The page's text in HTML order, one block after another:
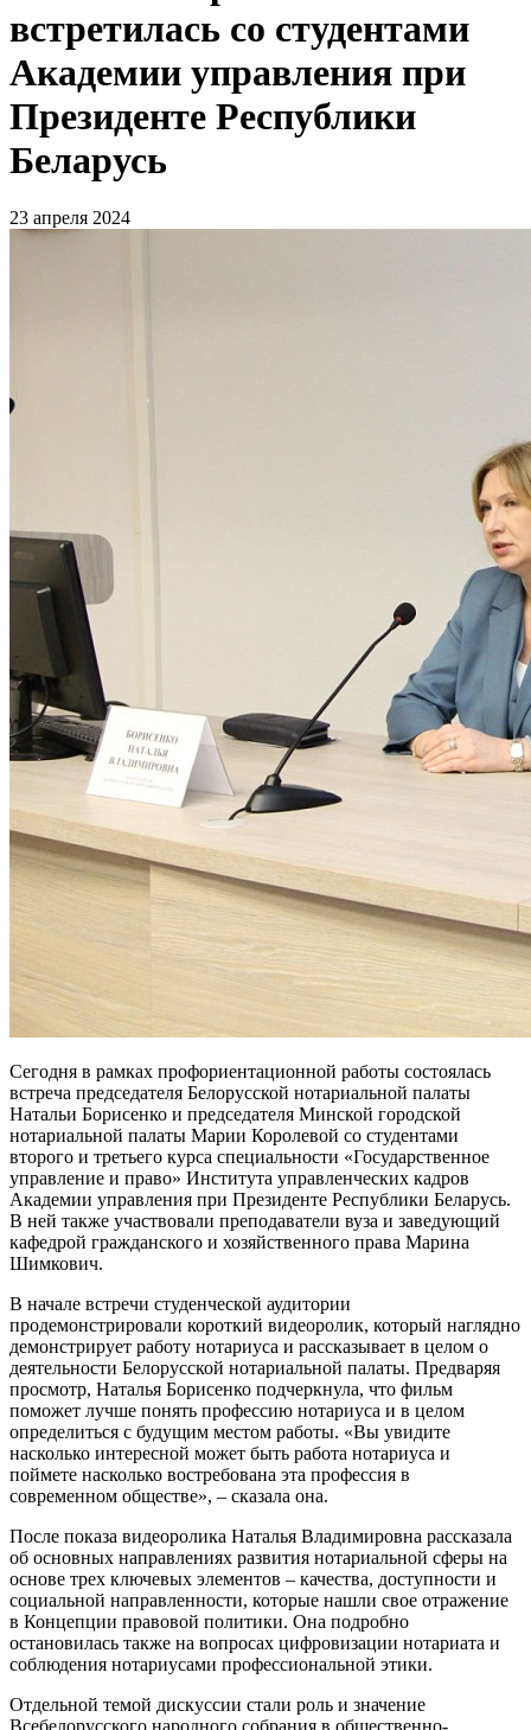
встретилась со студентами
Академии управления при
Президенте Республики
Беларусь
23 апреля 2024
Сегодня в рамках профориентационной работы состоялась
встреча председателя Белорусской нотариальной палаты
Натальи Борисенко и председателя Минской городской
нотариальной палаты Марии Королевой со студентами
второго и третьего курса специальности «Государственное
управление и право» Института управленческих кадров
Академии управления при Президенте Республики Беларусь.
В ней также участвовали преподаватели вуза и заведующий
кафедрой гражданского и хозяйственного права Марина
Шимкович.
В начале встречи студенческой аудитории
продемонстрировали короткий видеоролик, который наглядно
демонстрирует работу нотариуса и рассказывает в целом о
деятельности Белорусской нотариальной палаты. Предваряя
просмотр, Наталья Борисенко подчеркнула, что фильм
поможет лучше понять профессию нотариуса и в целом
определиться с будущим местом работы. «Вы увидите
насколько интересной может быть работа нотариуса и
поймете насколько востребована эта профессия в
современном обществе», – сказала она.
После показа видеоролика Наталья Владимировна рассказала
об основных направлениях развития нотариальной сферы на
основе трех ключевых элементов – качества, доступности и
социальной направленности, которые нашли свое отражение
в Концепции правовой политики. Она подробно
остановилась также на вопросах цифровизации нотариата и
соблюдения нотариусами профессиональной этики.
Отдельной темой дискуссии стали роль и значение